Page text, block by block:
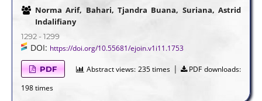
Norma Arif, Bahari, Tjandra Buana, Suriana, Astrid
Indalifiany
1292 - 1299
DOI: https://doi.org/10.55681/ejoin.v1i11.1753
PDF Abstract views: 235 times |
PDF downloads:
198 times